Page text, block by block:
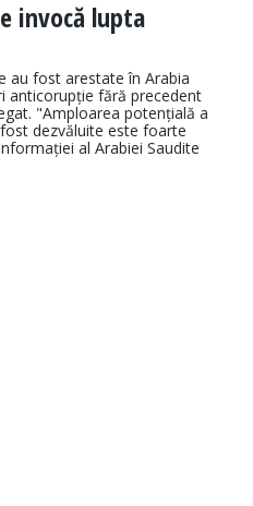
invocă lupta
au fost arestate în Arabia
anticorupție fără precedent
"Amploarea potențială a
dezvăluite este foarte
al Arabiei Saudite